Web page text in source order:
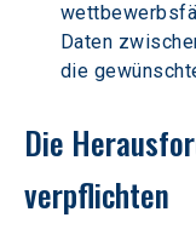
Daten
die
Die
verpflichten